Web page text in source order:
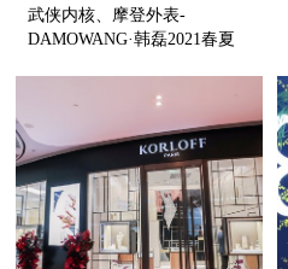
武侠内核、摩登外表-
DAMOWANG·韩磊2021春夏